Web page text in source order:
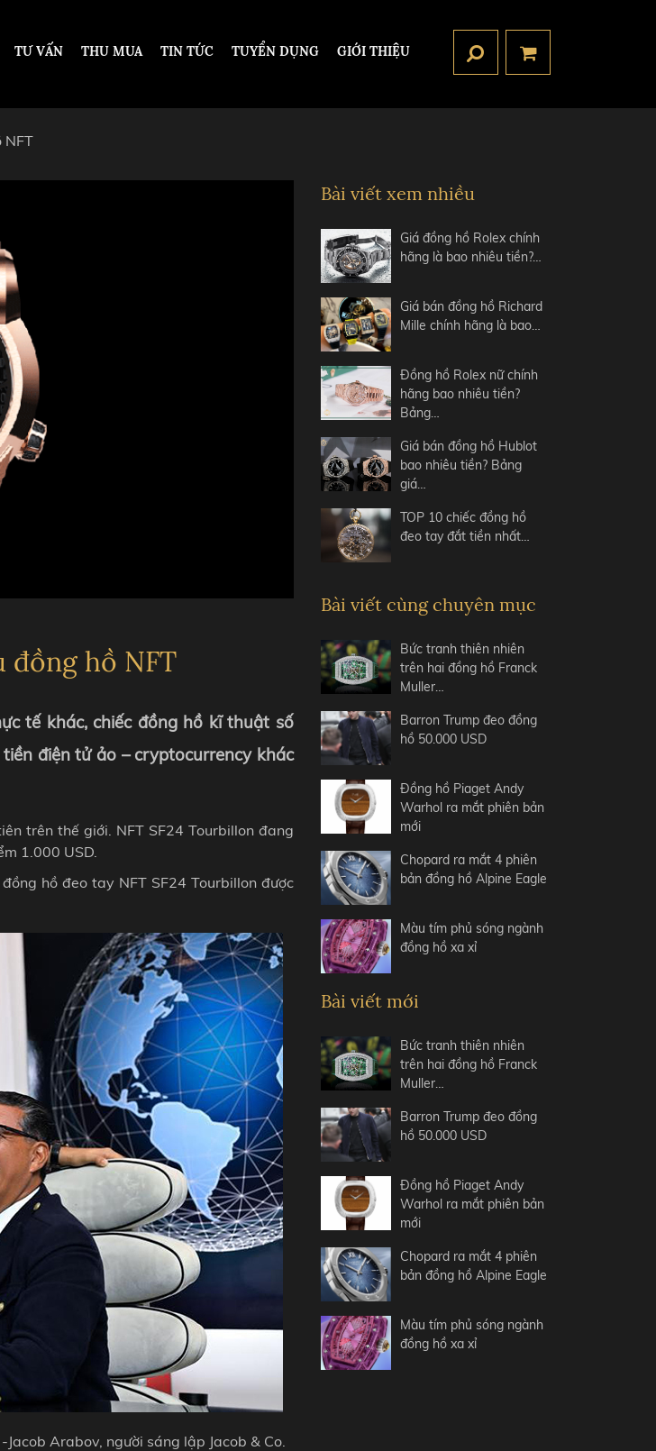
DƯỚI 200 TRIỆU VNĐ
TƯ VẤN THU MUA TIN TỨC TUYỂN DỤNG GIỚI THIỆU
NFT
đồng hồ NFT
tế khác, chiếc đồng hồ kĩ thuật số
điện tử ảo – cryptocurrency khác
trên thế giới. NFT SF24 Tourbillon đang
1.000 USD.
hồ đeo tay NFT SF24 Tourbillon được
Arabov, người sáng lập Jacob & Co.
Bài viết xem nhiều
Giá đồng hồ Rolex chính
hãng là bao nhiêu tiền?…
Giá bán đồng hồ Richard
Mille chính hãng là bao…
Đồng hồ Rolex nữ chính
hãng bao nhiêu tiền?
Bảng…
Giá bán đồng hồ Hublot
bao nhiêu tiền? Bảng
giá…
TOP 10 chiếc đồng hồ
đeo tay đắt tiền nhất…
Bài viết cùng chuyên mục
Bức tranh thiên nhiên
trên hai đồng hồ Franck
Muller…
Barron Trump đeo đồng
hồ 50.000 USD
Đồng hồ Piaget Andy
Warhol ra mắt phiên bản
mới
Chopard ra mắt 4 phiên
bản đồng hồ Alpine Eagle
Màu tím phủ sóng ngành
đồng hồ xa xỉ
Bài viết mới
Bức tranh thiên nhiên
trên hai đồng hồ Franck
Muller…
Barron Trump đeo đồng
hồ 50.000 USD
Đồng hồ Piaget Andy
Warhol ra mắt phiên bản
mới
Chopard ra mắt 4 phiên
bản đồng hồ Alpine Eagle
Màu tím phủ sóng ngành
đồng hồ xa xỉ